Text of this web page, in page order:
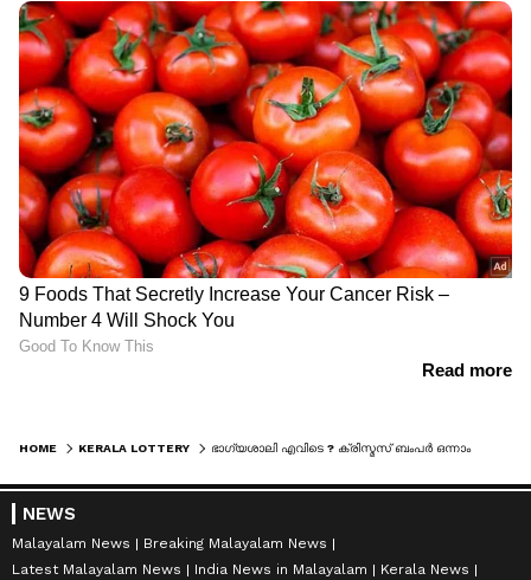
HOME KERALA LOTTERY
NEWS
Malayalam News
Breaking Malayalam News
Latest Malayalam News
India News in Malayalam
Kerala News